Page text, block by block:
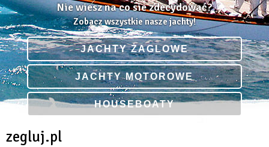
Nie wiesz na co sie zdecydować?
Zobacz wszystkie nasze jachty!
JACHTY ŻAGLOWE
JACHTY MOTOROWE
HOUSEBOATY
zegluj.pl